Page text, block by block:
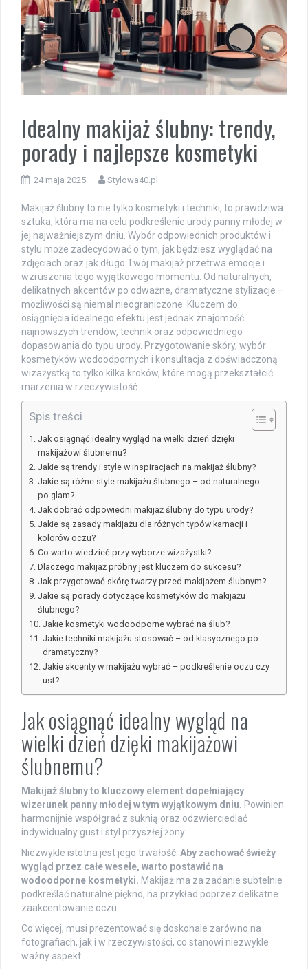
Idealny makijaż ślubny: trendy,
porady i najlepsze kosmetyki
24 maja 2025 Stylowa40.pl
Makijaż ślubny to nie tylko kosmetyki i techniki, to prawdziwa
sztuka, która ma na celu podkreślenie urody panny młodej w
jej najważniejszym dniu. Wybór odpowiednich produktów i
stylu może zadecydować o tym, jak będziesz wyglądać na
zdjęciach oraz jak długo Twój makijaż przetrwa emocje i
wzruszenia tego wyjątkowego momentu. Od naturalnych,
delikatnych akcentów po odważne, dramatyczne stylizacje –
możliwości są niemal nieograniczone. Kluczem do
osiągnięcia idealnego efektu jest jednak znajomość
najnowszych trendów, technik oraz odpowiedniego
dopasowania do typu urody. Przygotowanie skóry, wybór
kosmetyków wodoodpornych i konsultacja z doświadczoną
wizażystką to tylko kilka kroków, które mogą przekształcić
marzenia w rzeczywistość.
Spis treści
Jak osiągnąć idealny wygląd na wielki dzień dzięki
makijażowi ślubnemu?
Jakie są trendy i style w inspiracjach na makijaż ślubny?
Jakie są różne style makijażu ślubnego – od naturalnego
po glam?
Jak dobrać odpowiedni makijaż ślubny do typu urody?
Jakie są zasady makijażu dla różnych typów karnacji i
kolorów oczu?
Co warto wiedzieć przy wyborze wizażystki?
Dlaczego makijaż próbny jest kluczem do sukcesu?
Jak przygotować skórę twarzy przed makijażem ślubnym?
Jakie są porady dotyczące kosmetyków do makijażu
ślubnego?
Jakie kosmetyki wodoodporne wybrać na ślub?
Jakie techniki makijażu stosować – od klasycznego po
dramatyczny?
Jakie akcenty w makijażu wybrać – podkreślenie oczu czy
ust?
Jak osiągnąć idealny wygląd na
wielki dzień dzięki makijażowi
ślubnemu?
Makijaż ślubny to kluczowy element dopełniający
wizerunek panny młodej w tym wyjątkowym dniu. Powinien
harmonijnie współgrać z suknią oraz odzwierciedlać
indywidualny gust i styl przyszłej żony.
Niezwykle istotna jest jego trwałość. Aby zachować świeży
wygląd przez całe wesele, warto postawić na
wodoodporne kosmetyki. Makijaż ma za zadanie subtelnie
podkreślać naturalne piękno, na przykład poprzez delikatne
zaakcentowanie oczu.
Co więcej, musi prezentować się doskonale zarówno na
fotografiach, jak i w rzeczywistości, co stanowi niezwykle
ważny aspekt.